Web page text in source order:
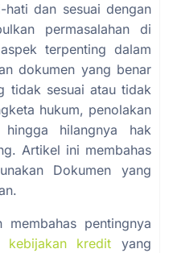
hati dan sesuai dengan
permasalahan di
terpenting dalam
dokumen yang benar
tidak sesuai atau tidak
hukum, penolakan
hilangnya hak
Artikel ini membahas
Dokumen yang
pentingnya
kebijakan kredit yang